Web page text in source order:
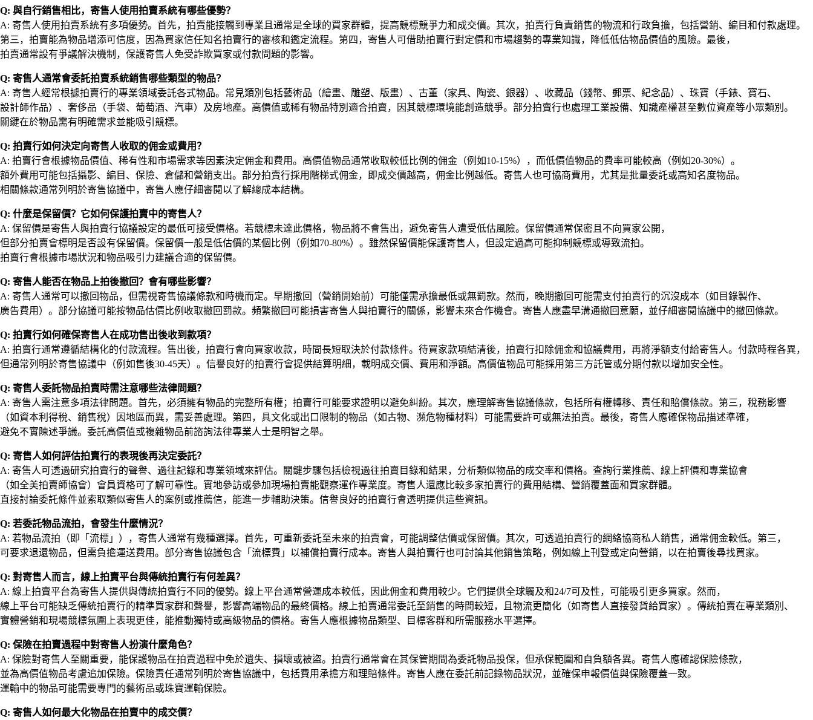
Q: 與自行銷售相比，寄售人使用拍賣系統有哪些優勢？
A: 寄售人使用拍賣系統有多項優勢。首先，拍賣能接觸到專業且通常是全球的買家群體，提高競標競爭力和成交價。其次，拍賣行負責銷售的物流和行政負擔，包括營銷、編目和付款處理。
第三，拍賣能為物品增添可信度，因為買家信任知名拍賣行的審核和鑑定流程。第四，寄售人可借助拍賣行對定價和市場趨勢的專業知識，降低低估物品價值的風險。最後，
拍賣通常設有爭議解決機制，保護寄售人免受詐欺買家或付款問題的影響。
Q: 寄售人通常會委託拍賣系統銷售哪些類型的物品？
A: 寄售人經常根據拍賣行的專業領域委託各式物品。常見類別包括藝術品（繪畫、雕塑、版畫）、古董（家具、陶瓷、銀器）、收藏品（錢幣、郵票、紀念品）、珠寶（手錶、寶石、
設計師作品）、奢侈品（手袋、葡萄酒、汽車）及房地產。高價值或稀有物品特別適合拍賣，因其競標環境能創造競爭。部分拍賣行也處理工業設備、知識產權甚至數位資產等小眾類別。
關鍵在於物品需有明確需求並能吸引競標。
Q: 拍賣行如何決定向寄售人收取的佣金或費用？
A: 拍賣行會根據物品價值、稀有性和市場需求等因素決定佣金和費用。高價值物品通常收取較低比例的佣金（例如10-15%），而低價值物品的費率可能較高（例如20-30%）。
額外費用可能包括攝影、編目、保險、倉儲和營銷支出。部分拍賣行採用階梯式佣金，即成交價越高，佣金比例越低。寄售人也可協商費用，尤其是批量委託或高知名度物品。
相關條款通常列明於寄售協議中，寄售人應仔細審閱以了解總成本結構。
Q: 什麼是保留價？它如何保護拍賣中的寄售人？
A: 保留價是寄售人與拍賣行協議設定的最低可接受價格。若競標未達此價格，物品將不會售出，避免寄售人遭受低估風險。保留價通常保密且不向買家公開，
但部分拍賣會標明是否設有保留價。保留價一般是低估價的某個比例（例如70-80%）。雖然保留價能保護寄售人，但設定過高可能抑制競標或導致流拍。
拍賣行會根據市場狀況和物品吸引力建議合適的保留價。
Q: 寄售人能否在物品上拍後撤回？會有哪些影響？
A: 寄售人通常可以撤回物品，但需視寄售協議條款和時機而定。早期撤回（營銷開始前）可能僅需承擔最低或無罰款。然而，晚期撤回可能需支付拍賣行的沉沒成本（如目錄製作、
廣告費用）。部分協議可能按物品估價比例收取撤回罰款。頻繁撤回可能損害寄售人與拍賣行的關係，影響未來合作機會。寄售人應盡早溝通撤回意願，並仔細審閱協議中的撤回條款。
Q: 拍賣行如何確保寄售人在成功售出後收到款項？
A: 拍賣行通常遵循結構化的付款流程。售出後，拍賣行會向買家收款，時間長短取決於付款條件。待買家款項結清後，拍賣行扣除佣金和協議費用，再將淨額支付給寄售人。付款時程各異，
但通常列明於寄售協議中（例如售後30-45天）。信譽良好的拍賣行會提供結算明細，載明成交價、費用和淨額。高價值物品可能採用第三方託管或分期付款以增加安全性。
Q: 寄售人委託物品拍賣時需注意哪些法律問題？
A: 寄售人需注意多項法律問題。首先，必須擁有物品的完整所有權；拍賣行可能要求證明以避免糾紛。其次，應理解寄售協議條款，包括所有權轉移、責任和賠償條款。第三，稅務影響
（如資本利得稅、銷售稅）因地區而異，需妥善處理。第四，具文化或出口限制的物品（如古物、瀕危物種材料）可能需要許可或無法拍賣。最後，寄售人應確保物品描述準確，
避免不實陳述爭議。委託高價值或複雜物品前諮詢法律專業人士是明智之舉。
Q: 寄售人如何評估拍賣行的表現後再決定委託？
A: 寄售人可透過研究拍賣行的聲譽、過往記錄和專業領域來評估。關鍵步驟包括檢視過往拍賣目錄和結果，分析類似物品的成交率和價格。查詢行業推薦、線上評價和專業協會
（如全美拍賣師協會）會員資格可了解可靠性。實地參訪或參加現場拍賣能觀察運作專業度。寄售人還應比較多家拍賣行的費用結構、營銷覆蓋面和買家群體。
直接討論委託條件並索取類似寄售人的案例或推薦信，能進一步輔助決策。信譽良好的拍賣行會透明提供這些資訊。
Q: 若委託物品流拍，會發生什麼情況？
A: 若物品流拍（即「流標」），寄售人通常有幾種選擇。首先，可重新委託至未來的拍賣會，可能調整估價或保留價。其次，可透過拍賣行的網絡協商私人銷售，通常佣金較低。第三，
可要求退還物品，但需負擔運送費用。部分寄售協議包含「流標費」以補償拍賣行成本。寄售人與拍賣行也可討論其他銷售策略，例如線上刊登或定向營銷，以在拍賣後尋找買家。
Q: 對寄售人而言，線上拍賣平台與傳統拍賣行有何差異？
A: 線上拍賣平台為寄售人提供與傳統拍賣行不同的優勢。線上平台通常營運成本較低，因此佣金和費用較少。它們提供全球觸及和24/7可及性，可能吸引更多買家。然而，
線上平台可能缺乏傳統拍賣行的精準買家群和聲譽，影響高端物品的最終價格。線上拍賣通常委託至銷售的時間較短，且物流更簡化（如寄售人直接發貨給買家）。傳統拍賣在專業類別、
實體營銷和現場競標氛圍上表現更佳，能推動獨特或高級物品的價格。寄售人應根據物品類型、目標客群和所需服務水平選擇。
Q: 保險在拍賣過程中對寄售人扮演什麼角色？
A: 保險對寄售人至關重要，能保護物品在拍賣過程中免於遺失、損壞或被盜。拍賣行通常會在其保管期間為委託物品投保，但承保範圍和自負額各異。寄售人應確認保險條款，
並為高價值物品考慮追加保險。保險責任通常列明於寄售協議中，包括費用承擔方和理賠條件。寄售人應在委託前記錄物品狀況，並確保申報價值與保險覆蓋一致。
運輸中的物品可能需要專門的藝術品或珠寶運輸保險。
Q: 寄售人如何最大化物品在拍賣中的成交價？